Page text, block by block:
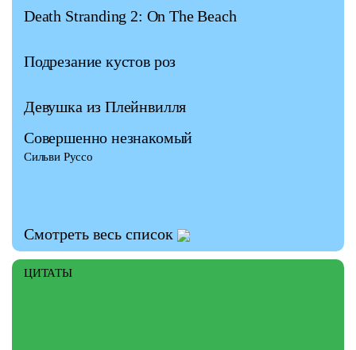
Death Stranding 2: On The Beach
Подрезание кустов роз
Девушка из Плейнвилля
Совершенно незнакомый
Сильви Руссо
Смотреть весь список
ЦИТАТЫ